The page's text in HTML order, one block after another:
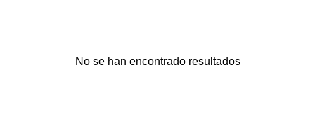
No se han encontrado resultados